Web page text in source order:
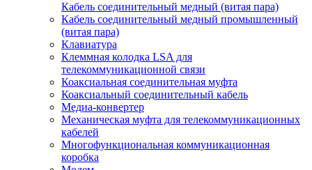
Кабель соединительный медный (витая пара)
Кабель соединительный медный промышленный
(витая пара)
Клавиатура
Клеммная колодка LSA для
телекоммуникационной связи
Коаксиальная соединительная муфта
Коаксиальный соединительный кабель
Медиа-конвертер
Механическая муфта для телекоммуникационных
кабелей
Многофункциональная коммуникационная
коробка